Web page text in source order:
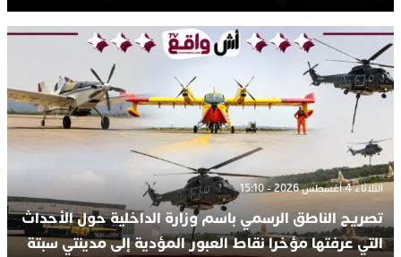
الثلاثاء 4 أغسطس 2026 - 15:10
تصريح الناطق الرسمي باسم وزارة الداخلية حول الأحداث
التي عرفتها مؤخرا نقاط العبور المؤدية إلى مدينتي سبتة